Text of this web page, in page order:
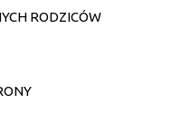
RODZICÓW